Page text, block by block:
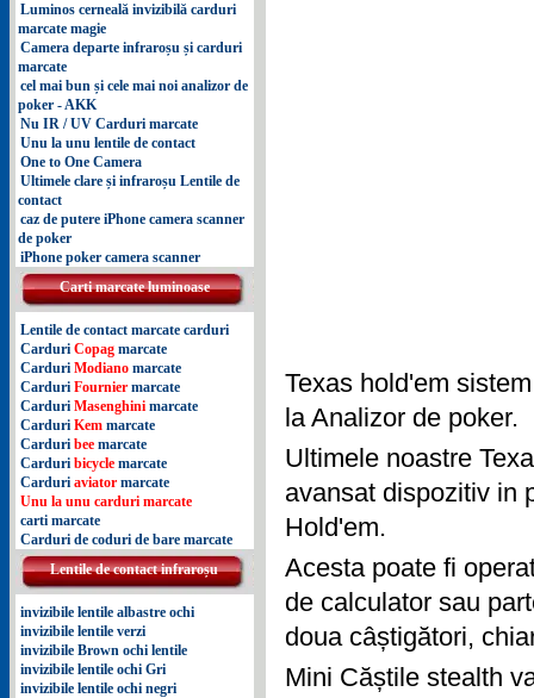
Luminos cerneală invizibilă carduri
marcate magie
Camera departe infraroșu și carduri
marcate
cel mai bun și cele mai noi analizor de
poker - AKK
Nu IR / UV Carduri marcate
Unu la unu lentile de contact
One to One Camera
Ultimele clare și infraroșu Lentile de
contact
caz de putere iPhone camera scanner
de poker
iPhone poker camera scanner
Carti marcate luminoase
Lentile de contact marcate carduri
Carduri Copag marcate
Carduri Modianomarcate
Carduri Fourniermarcate
Carduri Masenghinimarcate
Carduri Kemmarcate
Carduri beemarcate
Carduri bicyclemarcate
Carduri aviatormarcate
Unu la unu carduri marcate
carti marcate
Carduri de coduri de bare marcate
Lentile de contact infraroșu
invizibile lentile albastre ochi
invizibile lentile verzi
invizibile Brown ochi lentile
invizibile lentile ochi Gri
invizibile lentile ochi negri
Texas hold'em
la Analizor de poker.
Ultimele noastre
avansat dispozitiv in
Hold'em.
Acesta poate fi
de calculator sau
doua câștigători,
Mini Căștile stealth